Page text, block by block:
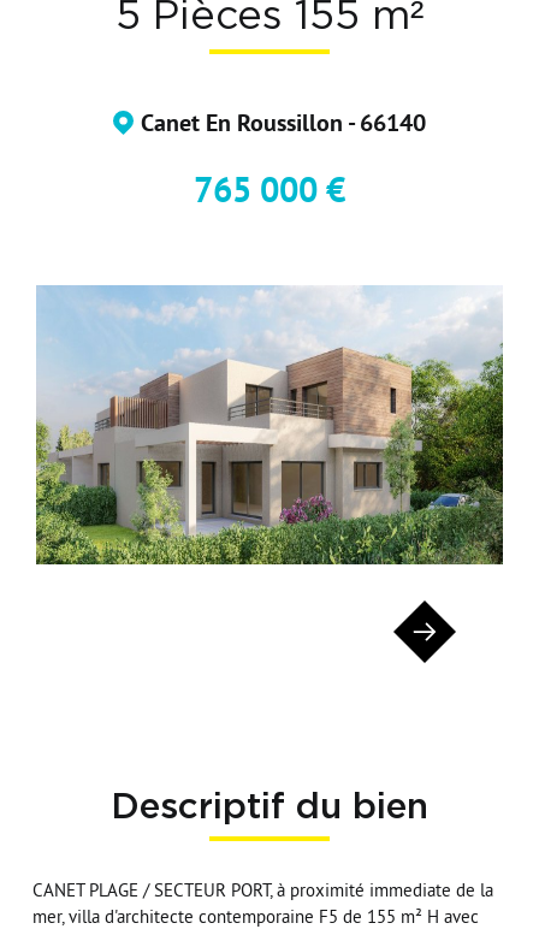
Devenir Adhérent
5 Pièces 155 m²
Canet En Roussillon - 66140
765 000 €
Descriptif du bien
CANET PLAGE / SECTEUR PORT, à proximité immediate de la
mer, villa d'architecte contemporaine F5 de 155 m² H avec